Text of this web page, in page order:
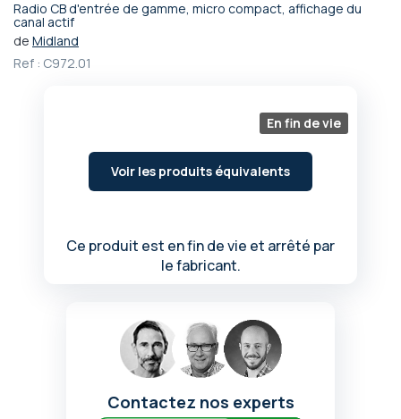
Radio CB d'entrée de gamme, micro compact, affichage du
canal actif
de Midland
Ref : C972.01
En fin de vie
Voir les produits équivalents
Ce produit est en fin de vie et arrêté par
le fabricant.
Passer
au
de
Contactez nos experts